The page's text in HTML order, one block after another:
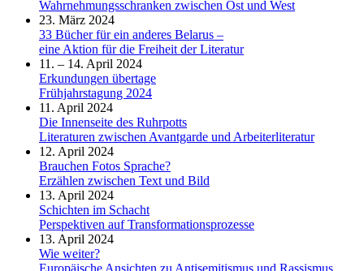
Wahrnehmungsschranken zwischen Ost und West
23. März 2024
33 Bücher für ein anderes Belarus –
eine Aktion für die Freiheit der Literatur
11. – 14. April 2024
Erkundungen übertage
Frühjahrstagung 2024
11. April 2024
Die Innenseite des Ruhrpotts
Literaturen zwischen Avantgarde und Arbeiterliteratur
12. April 2024
Brauchen Fotos Sprache?
Erzählen zwischen Text und Bild
13. April 2024
Schichten im Schacht
Perspektiven auf Transformationsprozesse
13. April 2024
Wie weiter?
Europäische Ansichten zu Antisemitismus und Rassismus